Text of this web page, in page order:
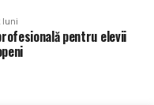
luni
pentru elevii